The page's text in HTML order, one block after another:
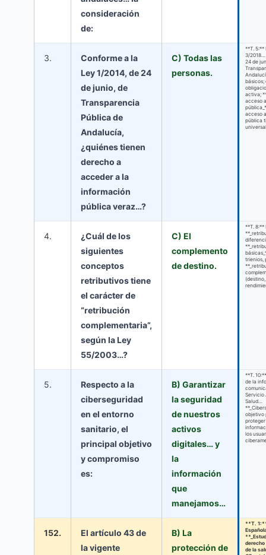
consideración
de:
3.
Conforme a la
Ley 1/2014, de 24
de junio, de
Transparencia
Pública de
Andalucía,
¿quiénes tienen
derecho a
acceder a la
información
pública veraz…?
C) Todas las
personas.
**T. 5:**
3/2018…
24 de
básicos;
activa;
acceso
acceso
pública
4.
¿Cuál de los
siguientes
conceptos
retributivos tiene
el carácter de
“retribución
complementaria”,
según la Ley
55/2003…?
C) El
complemento
de destino.
**T. 8:**
trienios,
5.
Respecto a la
ciberseguridad
en el entorno
sanitario, el
principal objetivo
y compromiso
es:
B) Garantizar
la seguridad
de nuestros
activos
digitales… y
la
información
que
manejamos…
**T.
de la
Servicio
Salud…
objetivo
los
152.
El artículo 43 de
la vigente
B) La
protección de
**T.
derecho
de la